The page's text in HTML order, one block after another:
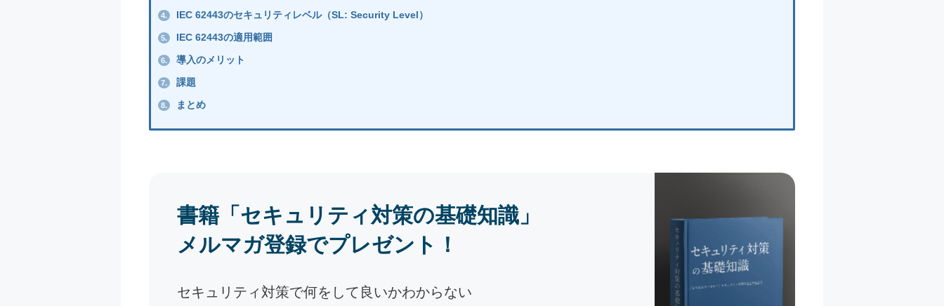
4. IEC 62443のセキュリティレベル（SL: Security Level）
5. IEC 62443の適用範囲
6. 導入のメリット
7. 課題
8. まとめ
書籍「セキュリティ対策の基礎知識」
メルマガ登録でプレゼント！
セキュリティ対策で何をして良いかわからない